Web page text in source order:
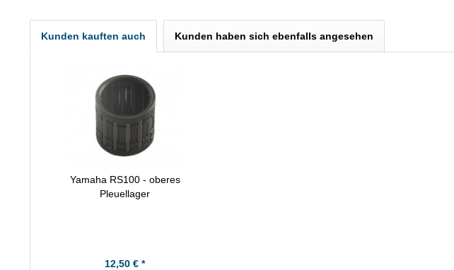
Kunden kauften auch Kunden haben sich ebenfalls angesehen
Yamaha RS100 - oberes
Pleuellager
12,50 € *